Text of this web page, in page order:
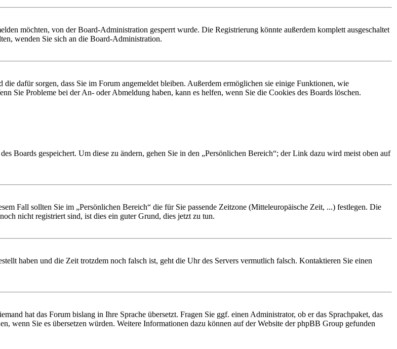
möchten, von der Board-Administration gesperrt wurde. Die Registrierung könnte außerdem komplett ausgeschaltet
wenden Sie sich an die Board-Administration.
dafür sorgen, dass Sie im Forum angemeldet bleiben. Außerdem ermöglichen sie einige Funktionen, wie
Sie Probleme bei der An- oder Abmeldung haben, kann es helfen, wenn Sie die Cookies des Boards löschen.
Boards gespeichert. Um diese zu ändern, gehen Sie in den „Persönlichen Bereich“; der Link dazu wird meist oben auf
Fall sollten Sie im „Persönlichen Bereich“ die für Sie passende Zeitzone (Mitteleuropäische Zeit, ...) festlegen. Die
nicht registriert sind, ist dies ein guter Grund, dies jetzt zu tun.
haben und die Zeit trotzdem noch falsch ist, geht die Uhr des Servers vermutlich falsch. Kontaktieren Sie einen
hat das Forum bislang in Ihre Sprache übersetzt. Fragen Sie ggf. einen Administrator, ob er das Sprachpaket, das
wenn Sie es übersetzen würden. Weitere Informationen dazu können auf der Website der phpBB Group gefunden